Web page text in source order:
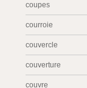
coupes
courroie
couvercle
couverture
couvre